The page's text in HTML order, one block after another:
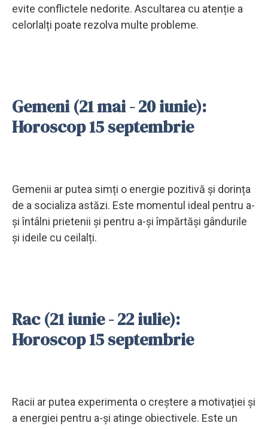
evite conflictele nedorite. Ascultarea cu atenție a
celorlalți poate rezolva multe probleme.
Gemeni (21 mai - 20 iunie):
Horoscop 15 septembrie
Gemenii ar putea simți o energie pozitivă și dorința
de a socializa astăzi. Este momentul ideal pentru a-
și întâlni prietenii și pentru a-și împărtăși gândurile
și ideile cu ceilalți.
Rac (21 iunie - 22 iulie):
Horoscop 15 septembrie
Racii ar putea experimenta o creștere a motivației și
a energiei pentru a-și atinge obiectivele. Este un